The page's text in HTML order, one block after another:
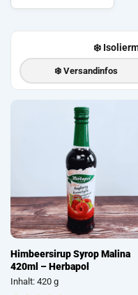
❄️ 🚚
❄️ Versandinfos
Himbeersirup Syrop Malina
420ml – Herbapol
Inhalt: 420 g